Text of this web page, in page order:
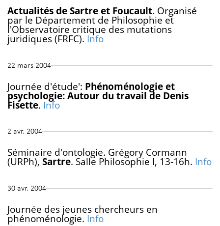
Actualités de Sartre et Foucault. Organisé
par le Département de Philosophie et
l'Observatoire critique des mutations
juridiques (FRFC). Info
22 mars 2004
Journée d'étude': Phénoménologie et
psychologie: Autour du travail de Denis
Fisette. Info
2 avr. 2004
Séminaire d'ontologie. Grégory Cormann
(URPh), Sartre. Salle Philosophie I, 13-16h. Info
30 avr. 2004
Journée des jeunes chercheurs en
phénoménologie. Info